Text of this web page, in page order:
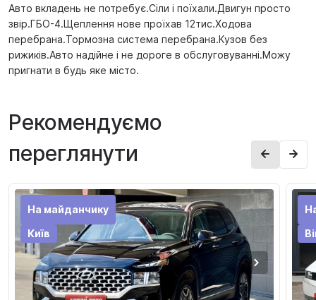
Авто вкладень не потребує.Сіли і поїхали.Двигун просто
звір.ГБО-4.Щеплення нове проїхав 12тис.Ходова
перебрана.Тормозна система перебрана.Кузов без
рижиків.Авто надійне і не дороге в обслуговуванні.Можу
пригнати в будь яке місто.
Рекомендуємо
переглянути
На майданчику
Київ